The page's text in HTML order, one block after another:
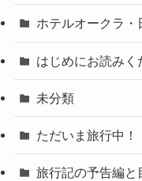
ホテルオークラ・
はじめにお読みく
未分類
ただいま旅行中！
旅行記の予告編と